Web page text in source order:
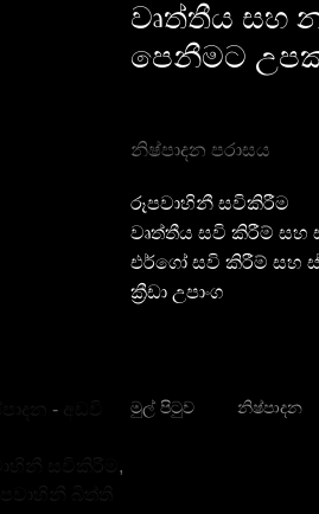
වෘත්තීය සහ
පෙනීමට
නිෂ්පාදන පරාසය
රූපවාහිනී සවිකිරීම
වෘත්තීය සවි කිරීම් සහ
එර්ගෝ සවි කිරීම් සහ
ක්‍රීඩා උපාංග
-
,
මුල් පිටුව නිෂ්පාදන